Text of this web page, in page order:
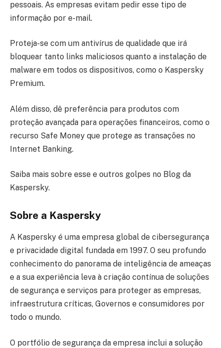
pessoais. As empresas evitam pedir esse tipo de
informação por e-mail.
Proteja-se com um antivírus de qualidade que irá
bloquear tanto links maliciosos quanto a instalação de
malware em todos os dispositivos, como o Kaspersky
Premium.
Além disso, dê preferência para produtos com
proteção avançada para operações financeiros, como o
recurso Safe Money que protege as transações no
Internet Banking.
Saiba mais sobre esse e outros golpes no Blog da
Kaspersky.
Sobre a Kaspersky
A Kaspersky é uma empresa global de cibersegurança
e privacidade digital fundada em 1997. O seu profundo
conhecimento do panorama de inteligência de ameaças
e a sua experiência leva à criação contínua de soluções
de segurança e serviços para proteger as empresas,
infraestrutura críticas, Governos e consumidores por
todo o mundo.
O portfólio de segurança da empresa inclui a solução